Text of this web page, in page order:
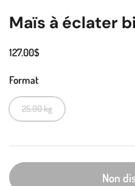
Maïs à éclater
127.00$
Format
25.00 kg
Non